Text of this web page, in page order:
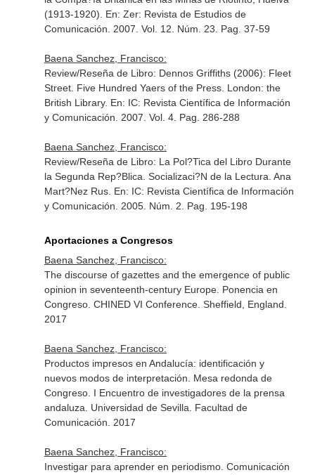
(1913-1920). En: Zer: Revista de Estudios de
Comunicación . 2007. Vol. 12. Núm. 23. Pag. 37-59
Baena Sanchez, Francisco:
Review/Reseña de Libro: Dennos Griffiths (2006): Fleet
Street. Five Hundred Yaers of the Press. London: the
British Library. En: IC: Revista Científica de Información
y Comunicación . 2007. Vol. 4. Pag. 286-288
Baena Sanchez, Francisco:
Review/Reseña de Libro: La Pol?Tica del Libro Durante
la Segunda Rep?Blica. Socializaci?N de la Lectura. Ana
Mart?Nez Rus. En: IC: Revista Científica de Información
y Comunicación . 2005. Núm. 2. Pag. 195-198
Aportaciones a Congresos
Baena Sanchez, Francisco:
The discourse of gazettes and the emergence of public
opinion in seventeenth-century Europe. Ponencia en
Congreso. CHINED VI Conference. Sheffield, England.
2017
Baena Sanchez, Francisco:
Productos impresos en Andalucía: identificación y
nuevos modos de interpretación. Mesa redonda de
Congreso. I Encuentro de investigadores de la prensa
andaluza. Universidad de Sevilla. Facultad de
Comunicación. 2017
Baena Sanchez, Francisco:
Investigar para aprender en periodismo. Comunicación